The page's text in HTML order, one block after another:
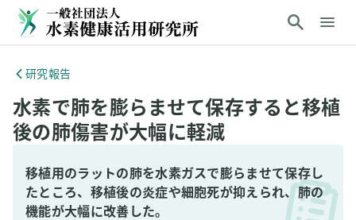
研究報告
水素で肺を膨らませて保存すると移植
後の肺傷害が大幅に軽減
移植用のラットの肺を水素ガスで膨らませて保存し
たところ、移植後の炎症や細胞死が抑えられ、肺の
機能が大幅に改善した。